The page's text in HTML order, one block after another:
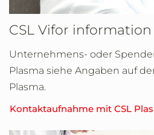
CSL Vifor
Unternehmens- oder
Plasma siehe Angaben auf
Plasma.
Kontaktaufnahme mit CSL